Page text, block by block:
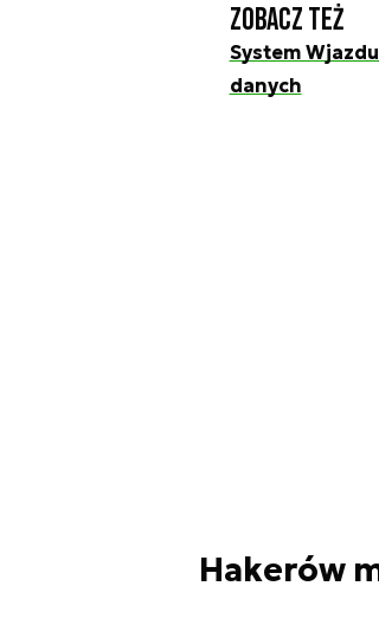
Zobacz też
System
danych
Hakerów